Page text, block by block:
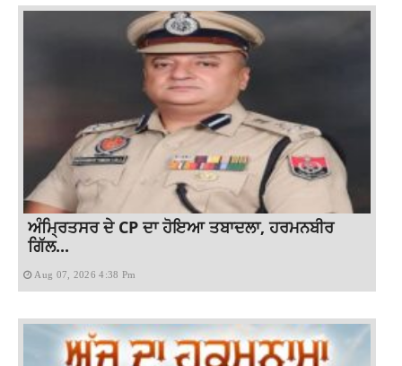
ਅੰਮ੍ਰਿਤਸਰ ਦੇ CP ਦਾ ਹੋਇਆ ਤਬਾਦਲਾ, ਹਰਮਨਬੀਰ
ਗਿੱਲ...
Aug 07, 2026 4:38 Pm